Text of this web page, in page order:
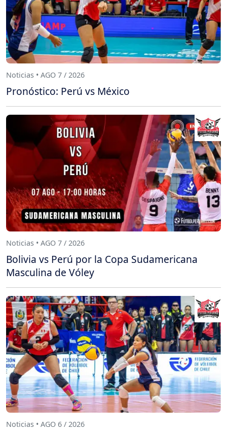
Noticias • AGO 7 / 2026
Pronóstico: Perú vs México
Noticias • AGO 7 / 2026
Bolivia vs Perú por la Copa Sudamericana
Masculina de Vóley
Noticias • AGO 6 / 2026